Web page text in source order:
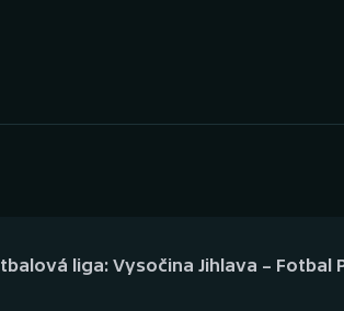
Plážový volejbal
liga: Vysočina Jihlava – Fotbal